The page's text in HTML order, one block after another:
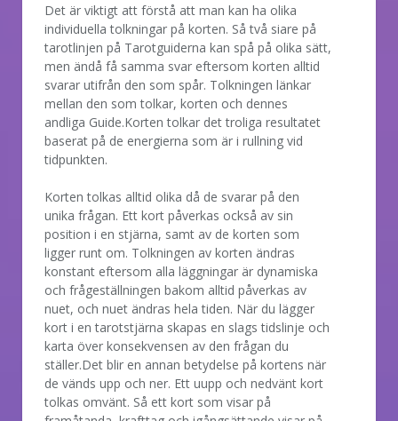
Det är viktigt att förstå att man kan ha olika
individuella tolkningar på korten. Så två siare på
tarotlinjen på Tarotguiderna kan spå på olika sätt,
men ändå få samma svar eftersom korten alltid
svarar utifrån den som spår. Tolkningen länkar
mellan den som tolkar, korten och dennes
andliga Guide.Korten tolkar det troliga resultatet
baserat på de energierna som är i rullning vid
tidpunkten.
Korten tolkas alltid olika då de svarar på den
unika frågan. Ett kort påverkas också av sin
position i en stjärna, samt av de korten som
ligger runt om. Tolkningen av korten ändras
konstant eftersom alla läggningar är dynamiska
och frågeställningen bakom alltid påverkas av
nuet, och nuet ändras hela tiden. När du lägger
kort i en tarotstjärna skapas en slags tidslinje och
karta över konsekvensen av den frågan du
ställer.Det blir en annan betydelse på kortens när
de vänds upp och ner. Ett uupp och nedvänt kort
tolkas omvänt. Så ett kort som visar på